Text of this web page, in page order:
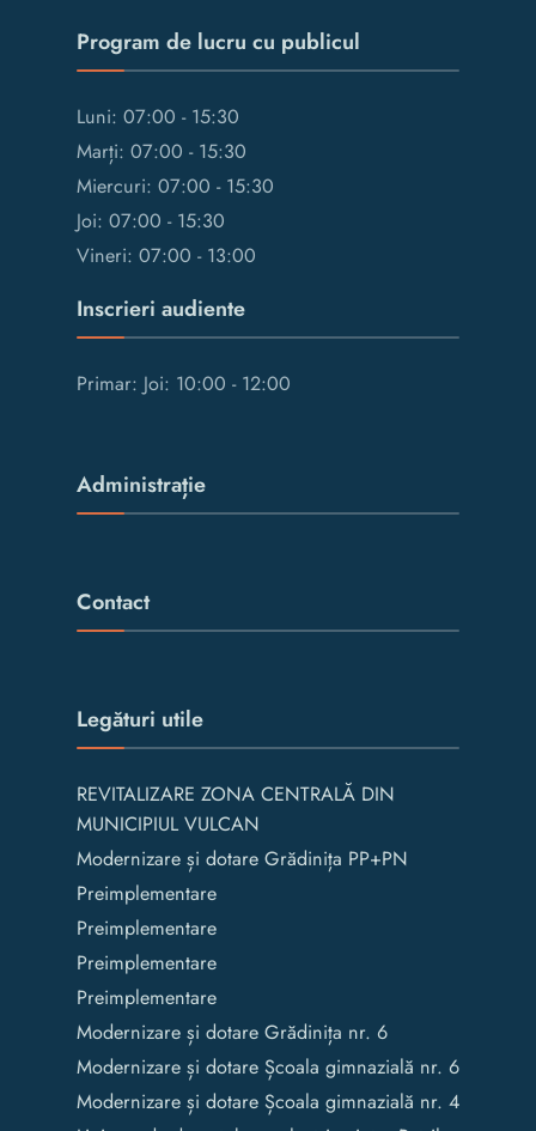
Program de lucru cu publicul
Luni: 07:00 - 15:30
Marți: 07:00 - 15:30
Miercuri: 07:00 - 15:30
Joi: 07:00 - 15:30
Vineri: 07:00 - 13:00
Inscrieri audiente
Primar: Joi: 10:00 - 12:00
Administrație
Contact
Legături utile
REVITALIZARE ZONA CENTRALĂ DIN
MUNICIPIUL VULCAN
Modernizare și dotare Grădinița PP+PN
Preimplementare
Preimplementare
Preimplementare
Preimplementare
Modernizare și dotare Grădinița nr. 6
Modernizare și dotare Școala gimnazială nr. 6
Modernizare și dotare Școala gimnazială nr. 4